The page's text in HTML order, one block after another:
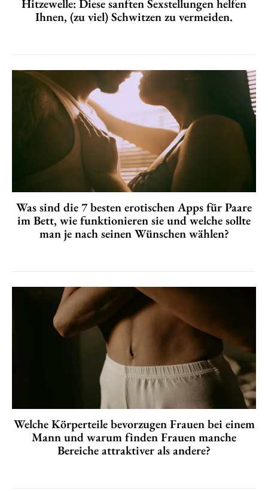
Hitzewelle: Diese sanften Sexstellungen helfen
Ihnen, (zu viel) Schwitzen zu vermeiden.
Was sind die 7 besten erotischen Apps für Paare
im Bett, wie funktionieren sie und welche sollte
man je nach seinen Wünschen wählen?
Welche Körperteile bevorzugen Frauen bei einem
Mann und warum finden Frauen manche
Bereiche attraktiver als andere?